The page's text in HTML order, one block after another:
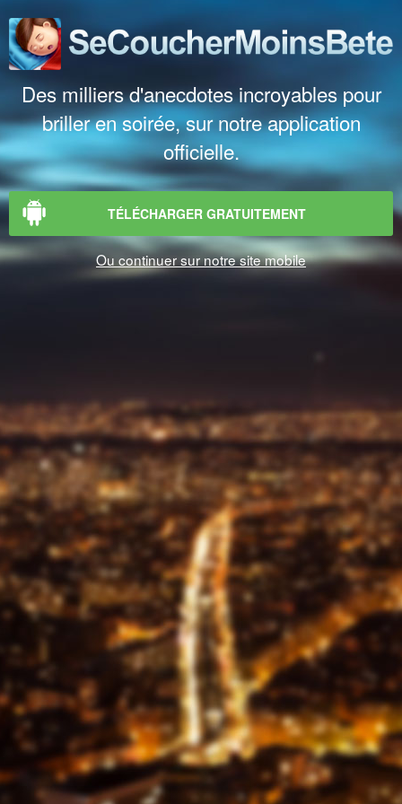
Des milliers d'anecdotes incroyables pour
briller en soirée, sur notre application
officielle.
TÉLÉCHARGER GRATUITEMENT
Ou continuer sur notre site mobile